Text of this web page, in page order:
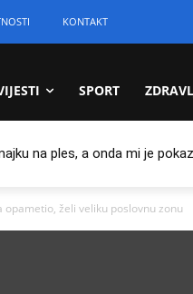
KONTAKT
SPORT
na ples, a onda mi je
opametio, želi veliku poslovnu zonu